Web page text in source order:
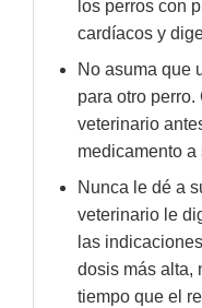
los perros con
cardíacos y
No asuma que
para otro
veterinario
medicamento a
Nunca le dé a
veterinario le
las
dosis más alta,
tiempo que el